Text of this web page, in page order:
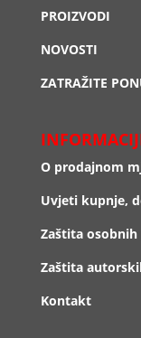
PROIZVODI
NOVOSTI
ZATRAŽITE
O prodajnom
Uvjeti kupnje,
Zaštita
Zaštita
Kontakt